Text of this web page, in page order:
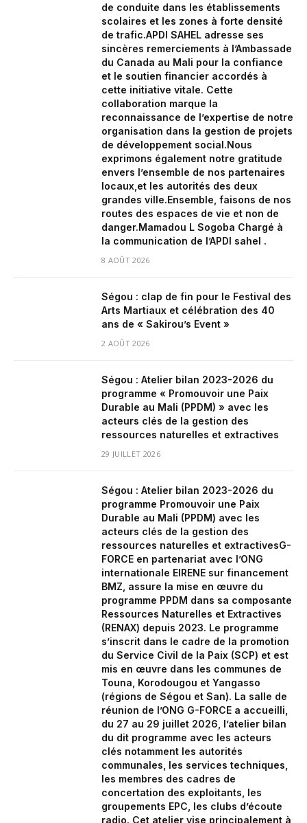
de conduite dans les établissements
scolaires et les zones à forte densité
de trafic.‎APDI SAHEL adresse ses
sincères remerciements à l’Ambassade
du Canada au Mali pour la confiance
et le soutien financier accordés à
cette initiative vitale. Cette
collaboration marque la
reconnaissance de l’expertise de notre
organisation dans la gestion de projets
de développement social.‎‎Nous
exprimons également notre gratitude
envers l’ensemble de nos partenaires
locaux,et les autorités des deux
grandes ville.‎Ensemble, faisons de nos
routes des espaces de vie et non de
danger.‎‎Mamadou L Sogoba Chargé à
la communication de l’APDI sahel .
8 AOÛT 2026
Ségou : clap de fin pour le Festival des
Arts Martiaux et célébration des 40
ans de « Sakirou’s Event »
2 AOÛT 2026
Ségou : Atelier bilan 2023-2026 du
programme « Promouvoir une Paix
Durable au Mali (PPDM) » avec les
acteurs clés de la gestion des
ressources naturelles et extractives
29 JUILLET 2026
Ségou : Atelier bilan 2023-2026 du
programme Promouvoir une Paix
Durable au Mali (PPDM) avec les
acteurs clés de la gestion des
ressources naturelles et extractivesG-
FORCE en partenariat avec l’ONG
internationale EIRENE sur financement
BMZ, assure la mise en œuvre du
programme PPDM dans sa composante
Ressources Naturelles et Extractives
(RENAX) depuis 2023. Le programme
s’inscrit dans le cadre de la promotion
du Service Civil de la Paix (SCP) et est
mis en œuvre dans les communes de
Touna, Korodougou et Yangasso
(régions de Ségou et San). La salle de
réunion de l’ONG G-FORCE a accueilli,
du 27 au 29 juillet 2026, l’atelier bilan
du dit programme avec les acteurs
clés notamment les autorités
communales, les services techniques,
les membres des cadres de
concertation des exploitants, les
groupements EPC, les clubs d’écoute
radio. Cet atelier vise principalement à